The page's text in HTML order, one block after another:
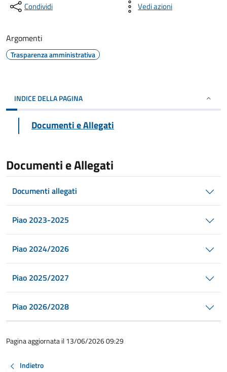
Condividi Vedi azioni
Argomenti
Trasparenza amministrativa
INDICE DELLA PAGINA
Documenti e Allegati
Documenti e Allegati
Documenti allegati
Piao 2023-2025
Piao 2024/2026
Piao 2025/2027
Piao 2026/2028
Pagina aggiornata il 13/06/2026 09:29
Indietro